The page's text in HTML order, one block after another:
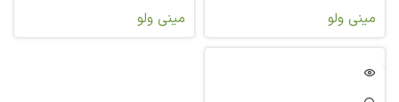
مینی ولو
مینی ولو